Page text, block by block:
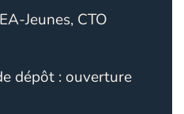
Jeunes, CTO
dépôt : ouverture